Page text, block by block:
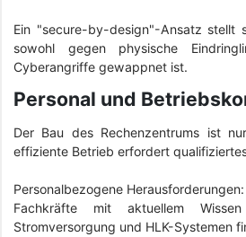
Ein "secure-by-design"-Ansatz stellt
sowohl gegen physische
Cyberangriffe gewappnet ist.
Personal und
Der Bau des Rechenzentrums ist
effiziente Betrieb erfordert
Personalbezogene Herausforderungen:
Fachkräfte mit aktuellem
Stromversorgung und HLK-Systemen